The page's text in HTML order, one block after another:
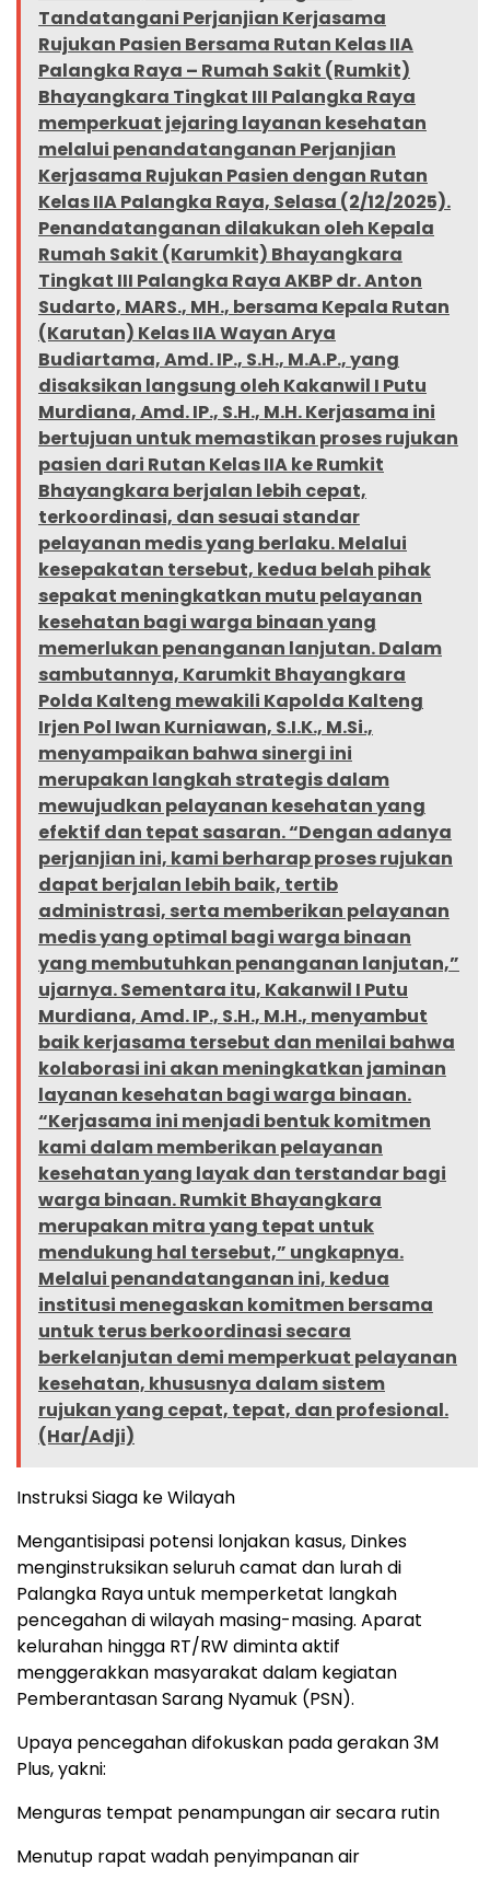
Tandatangani Perjanjian Kerjasama
Rujukan Pasien Bersama Rutan Kelas IIA
Palangka Raya – Rumah Sakit (Rumkit)
Bhayangkara Tingkat III Palangka Raya
memperkuat jejaring layanan kesehatan
melalui penandatanganan Perjanjian
Kerjasama Rujukan Pasien dengan Rutan
Kelas IIA Palangka Raya, Selasa (2/12/2025).
Penandatanganan dilakukan oleh Kepala
Rumah Sakit (Karumkit) Bhayangkara
Tingkat III Palangka Raya AKBP dr. Anton
Sudarto, MARS., MH., bersama Kepala Rutan
(Karutan) Kelas IIA Wayan Arya
Budiartama, Amd. IP., S.H., M.A.P., yang
disaksikan langsung oleh Kakanwil I Putu
Murdiana, Amd. IP., S.H., M.H. Kerjasama ini
bertujuan untuk memastikan proses rujukan
pasien dari Rutan Kelas IIA ke Rumkit
Bhayangkara berjalan lebih cepat,
terkoordinasi, dan sesuai standar
pelayanan medis yang berlaku. Melalui
kesepakatan tersebut, kedua belah pihak
sepakat meningkatkan mutu pelayanan
kesehatan bagi warga binaan yang
memerlukan penanganan lanjutan. Dalam
sambutannya, Karumkit Bhayangkara
Polda Kalteng mewakili Kapolda Kalteng
Irjen Pol Iwan Kurniawan, S.I.K., M.Si.,
menyampaikan bahwa sinergi ini
merupakan langkah strategis dalam
mewujudkan pelayanan kesehatan yang
efektif dan tepat sasaran. “Dengan adanya
perjanjian ini, kami berharap proses rujukan
dapat berjalan lebih baik, tertib
administrasi, serta memberikan pelayanan
medis yang optimal bagi warga binaan
yang membutuhkan penanganan lanjutan,”
ujarnya. Sementara itu, Kakanwil I Putu
Murdiana, Amd. IP., S.H., M.H., menyambut
baik kerjasama tersebut dan menilai bahwa
kolaborasi ini akan meningkatkan jaminan
layanan kesehatan bagi warga binaan.
“Kerjasama ini menjadi bentuk komitmen
kami dalam memberikan pelayanan
kesehatan yang layak dan terstandar bagi
warga binaan. Rumkit Bhayangkara
merupakan mitra yang tepat untuk
mendukung hal tersebut,” ungkapnya.
Melalui penandatanganan ini, kedua
institusi menegaskan komitmen bersama
untuk terus berkoordinasi secara
berkelanjutan demi memperkuat pelayanan
kesehatan, khususnya dalam sistem
rujukan yang cepat, tepat, dan profesional.
(Har/Adji)
Instruksi Siaga ke Wilayah
Mengantisipasi potensi lonjakan kasus, Dinkes
menginstruksikan seluruh camat dan lurah di
Palangka Raya untuk memperketat langkah
pencegahan di wilayah masing-masing. Aparat
kelurahan hingga RT/RW diminta aktif
menggerakkan masyarakat dalam kegiatan
Pemberantasan Sarang Nyamuk (PSN).
Upaya pencegahan difokuskan pada gerakan 3M
Plus, yakni:
Menguras tempat penampungan air secara rutin
Menutup rapat wadah penyimpanan air